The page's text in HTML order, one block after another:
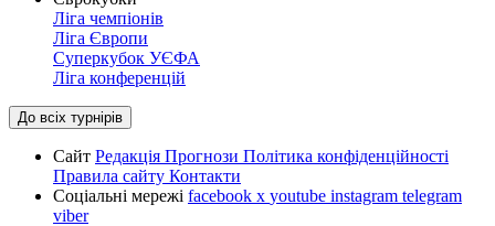
Ліга чемпіонів
Ліга Європи
Суперкубок УЄФА
Ліга конференцій
До всіх турнірів
Сайт Редакція Прогнози Політика конфіденційності
Правила сайту Контакти
Соціальні мережі facebook x youtube instagram telegram
viber